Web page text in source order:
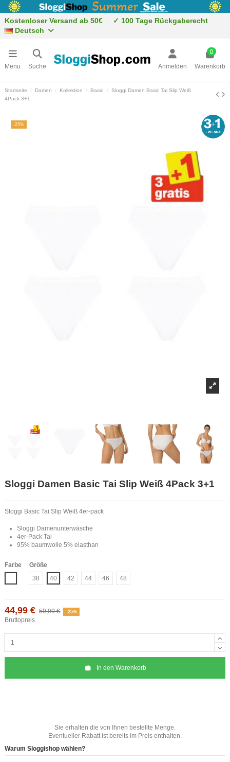
Kostenloser Versand ab 50€
✓ 100 Tage Rückgaberecht
Deutsch
Menu Suche Anmelden
0
Warenkorb
Startseite Damen Kollektion Basic
Sloggi Damen Basic Tai Slip Weiß
4Pack 3+1
-25%
Sloggi Damen Basic Tai Slip Weiß 4Pack 3+1
Sloggi Basic Tai Slip Weiß 4er-pack
Sloggi Damenunterwäsche
4er-Pack Tai
95% baumwolle 5% elasthan
Farbe
Größe
38
40 42 44 46 48
44,99 € 59,99 € -25%
Bruttopreis
In den Warenkorb
Sie erhalten die von Ihnen bestellte Menge.
Eventueller Rabatt ist bereits im Preis enthalten.
Warum Sloggishop wählen?